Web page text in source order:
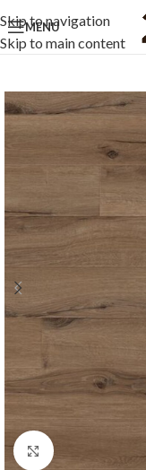
Skip to navigation
Skip to main content
MENU
Click to enlarge